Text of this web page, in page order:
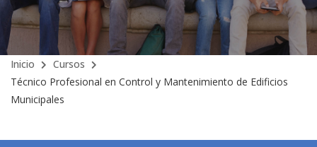
Inicio
Cursos
Técnico Profesional en Control y Mantenimiento de Edificios
Municipales